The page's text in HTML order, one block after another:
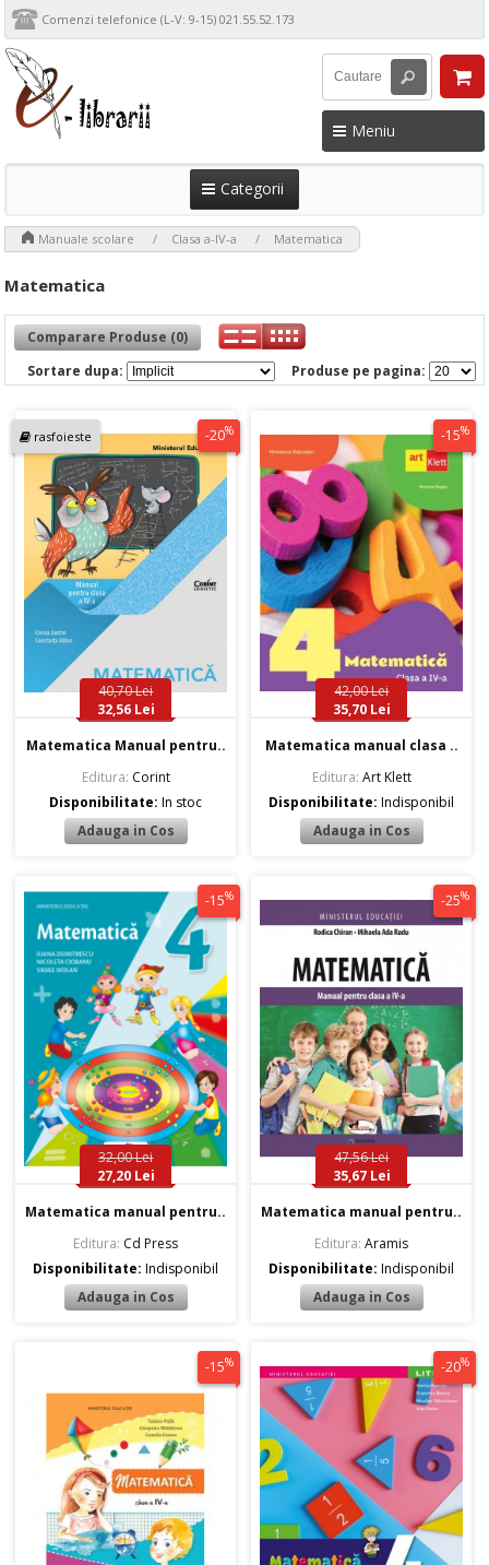
Comenzi telefonice (L-V: 9-15) 021.55.52.173
Meniu
Categorii
Manuale scolare Clasa a-IV-a Matematica
Matematica
Comparare Produse (0)
Produse pe pagina:
Sortare dupa:
rasfoieste -20%
40,70 Lei
32,56 Lei
Matematica Manual pentru..
Editura: Corint
Disponibilitate:In stoc
-15%
42,00 Lei
35,70 Lei
Matematica manual clasa ..
Editura: Art Klett
Disponibilitate:Indisponibil
-15%
32,00 Lei
27,20 Lei
Matematica manual pentru..
Editura: Cd Press
Disponibilitate:Indisponibil
-25%
47,56 Lei
35,67 Lei
Matematica manual pentru..
Editura: Aramis
Disponibilitate:Indisponibil
-15% -20%